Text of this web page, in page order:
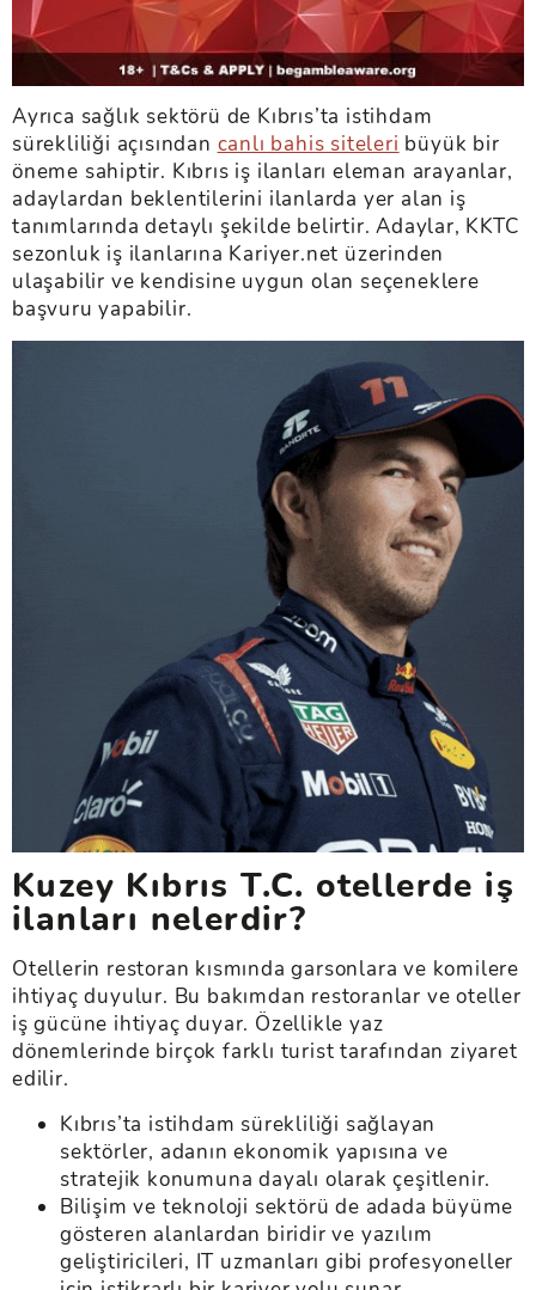
Ayrıca sağlık sektörü de Kıbrıs’ta istihdam
sürekliliği açısından canlı bahis siteleri büyük bir
öneme sahiptir. Kıbrıs iş ilanları eleman arayanlar,
adaylardan beklentilerini ilanlarda yer alan iş
tanımlarında detaylı şekilde belirtir. Adaylar, KKTC
sezonluk iş ilanlarına Kariyer.net üzerinden
ulaşabilir ve kendisine uygun olan seçeneklere
başvuru yapabilir.
Kuzey Kıbrıs T.C. otellerde iş
ilanları nelerdir?
Otellerin restoran kısmında garsonlara ve komilere
ihtiyaç duyulur. Bu bakımdan restoranlar ve oteller
iş gücüne ihtiyaç duyar. Özellikle yaz
dönemlerinde birçok farklı turist tarafından ziyaret
edilir.
Kıbrıs’ta istihdam sürekliliği sağlayan
sektörler, adanın ekonomik yapısına ve
stratejik konumuna dayalı olarak çeşitlenir.
Bilişim ve teknoloji sektörü de adada büyüme
gösteren alanlardan biridir ve yazılım
geliştiricileri, IT uzmanları gibi profesyoneller